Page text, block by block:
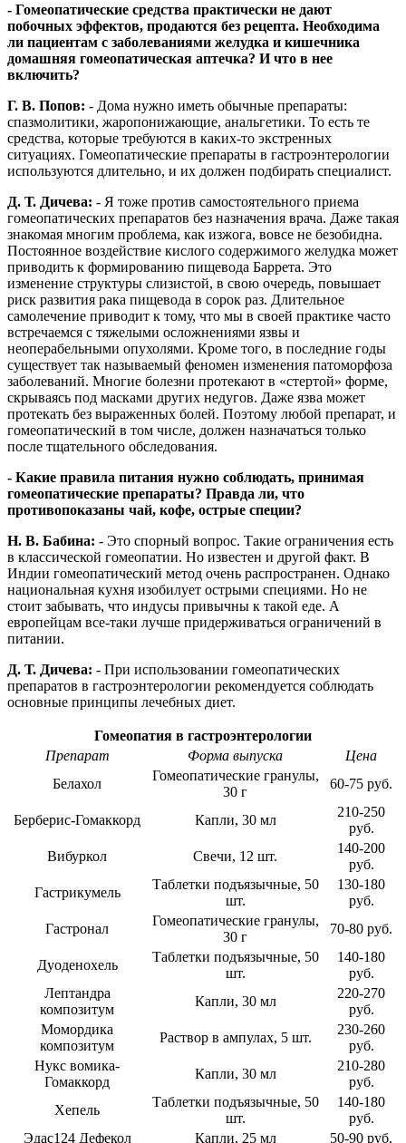
- Гомеопатические средства практически не дают
побочных эффектов, продаются без рецепта. Необходима
ли пациентам с заболеваниями желудка и кишечника
домашняя гомеопатическая аптечка? И что в нее
включить?
Г. В. Попов: - Дома нужно иметь обычные препараты:
спазмолитики, жаропонижающие, анальгетики. То есть те
средства, которые требуются в каких-то экстренных
ситуациях. Гомеопатические препараты в гастроэнтерологии
используются длительно, и их должен подбирать специалист.
Д. Т. Дичева: - Я тоже против самостоятельного приема
гомеопатических препаратов без назначения врача. Даже такая
знакомая многим проблема, как изжога, вовсе не безобидна.
Постоянное воздействие кислого содержимого желудка может
приводить к формированию пищевода Баррета. Это
изменение структуры слизистой, в свою очередь, повышает
риск развития рака пищевода в сорок раз. Длительное
самолечение приводит к тому, что мы в своей практике часто
встречаемся с тяжелыми осложнениями язвы и
неоперабельными опухолями. Кроме того, в последние годы
существует так называемый феномен изменения патоморфоза
заболеваний. Многие болезни протекают в «стертой» форме,
скрываясь под масками других недугов. Даже язва может
протекать без выраженных болей. Поэтому любой препарат, и
гомеопатический в том числе, должен назначаться только
после тщательного обследования.
- Какие правила питания нужно соблюдать, принимая
гомеопатические препараты? Правда ли, что
противопоказаны чай, кофе, острые специи?
Н. В. Бабина: - Это спорный вопрос. Такие ограничения есть
в классической гомеопатии. Но известен и другой факт. В
Индии гомеопатический метод очень распространен. Однако
национальная кухня изобилует острыми специями. Но не
стоит забывать, что индусы привычны к такой еде. А
европейцам все-таки лучше придерживаться ограничений в
питании.
Д. Т. Дичева: - При использовании гомеопатических
препаратов в гастроэнтерологии рекомендуется соблюдать
основные принципы лечебных диет.
Гомеопатия в гастроэнтерологии
Препарат
Форма выпуска
Цена
Белахол
Гомеопатические гранулы,
30 г
60-75 руб.
Берберис-Гомаккорд Капли, 30 мл
210-250
руб.
Вибуркол
Свечи, 12 шт.
140-200
руб.
Гастрикумель
Таблетки подъязычные, 50
шт.
130-180
руб.
Гастронал
Гомеопатические гранулы,
30 г
70-80 руб.
Дуоденохель
Таблетки подъязычные, 50
шт.
140-180
руб.
Лептандра
композитум
Капли, 30 мл
220-270
руб.
Момордика
композитум
Раствор в ампулах, 5 шт.
230-260
руб.
Нукс вомика-
Гомаккорд
Капли, 30 мл
210-280
руб.
Хепель
Таблетки подъязычные, 50
шт.
140-180
руб.
Эдас124 Дефекол
Капли, 25 мл
50-90 руб.